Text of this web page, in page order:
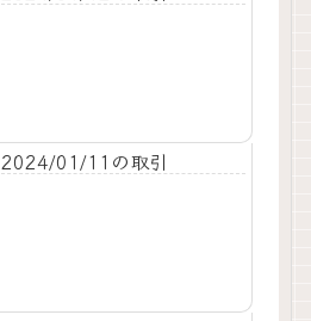
2024/01/11の取引